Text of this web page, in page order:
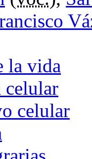
la vida
celular